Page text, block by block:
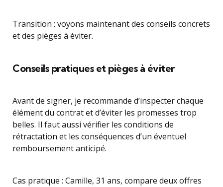
Transition : voyons maintenant des conseils concrets
et des pièges à éviter.
Conseils pratiques et pièges à éviter
Avant de signer, je recommande d’inspecter chaque
élément du contrat et d’éviter les promesses trop
belles. Il faut aussi vérifier les conditions de
rétractation et les conséquences d’un éventuel
remboursement anticipé.
Cas pratique : Camille, 31 ans, compare deux offres